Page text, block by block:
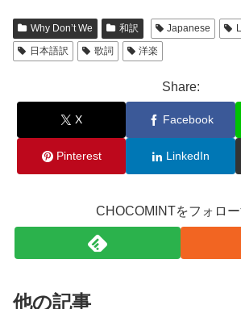
Why Don’t We 和訳 Japanese
日本語訳
歌詞 洋楽
Share:
X Facebook
Pinterest LinkedIn
CHOCOMINTをフォロ
他の記事